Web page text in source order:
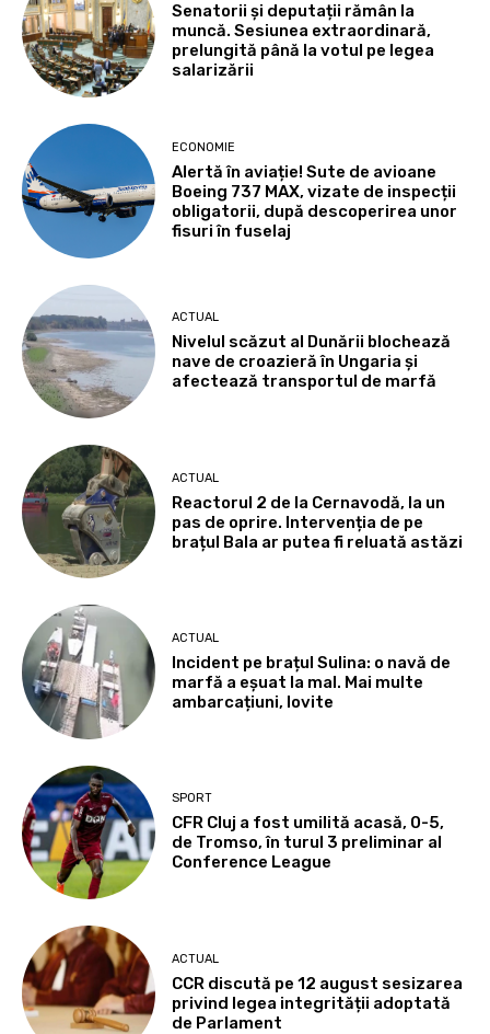
Senatorii și deputații rămân la
muncă. Sesiunea extraordinară,
prelungită până la votul pe legea
salarizării
ECONOMIE
Alertă în aviație! Sute de avioane
Boeing 737 MAX, vizate de inspecții
obligatorii, după descoperirea unor
fisuri în fuselaj
ACTUAL
Nivelul scăzut al Dunării blochează
nave de croazieră în Ungaria și
afectează transportul de marfă
ACTUAL
Reactorul 2 de la Cernavodă, la un
pas de oprire. Intervenția de pe
brațul Bala ar putea fi reluată astăzi
ACTUAL
Incident pe brațul Sulina: o navă de
marfă a eșuat la mal. Mai multe
ambarcațiuni, lovite
SPORT
CFR Cluj a fost umilită acasă, 0-5,
de Tromso, în turul 3 preliminar al
Conference League
ACTUAL
CCR discută pe 12 august sesizarea
privind legea integrității adoptată
de Parlament